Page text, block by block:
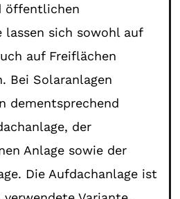
öffentlichen
lassen sich sowohl auf
auf Freiflächen
Bei Solaranlagen
dementsprechend
der
Anlage sowie der
Die Aufdachanlage ist